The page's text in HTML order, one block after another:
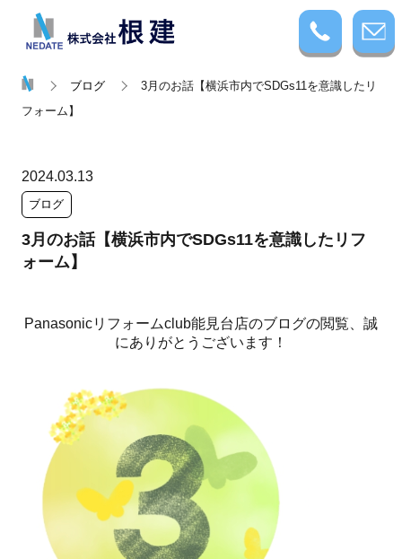
ブログ
3月のお話【横浜市内でSDGs11を意識したリ
フォーム】
2024.03.13
ブログ
3月のお話【横浜市内でSDGs11を意識したリフ
ォーム】
Panasonicリフォームclub能見台店のブログの閲覧、誠
にありがとうございます！